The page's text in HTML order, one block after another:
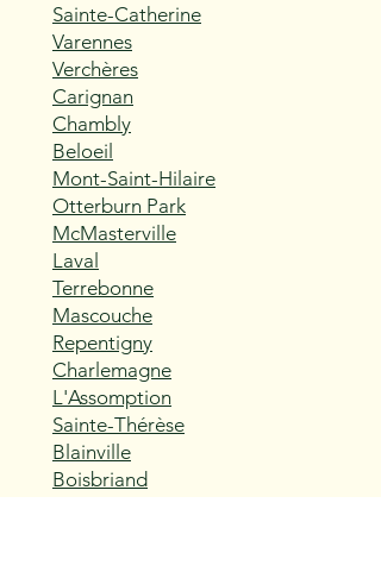
Sainte-Catherine
Varennes
Verchères
Carignan
Chambly
Beloeil
Mont-Saint-Hilaire
Otterburn Park
McMasterville
Laval
Terrebonne
Mascouche
Repentigny
Charlemagne
L'Assomption
Sainte-Thérèse
Blainville
Boisbriand